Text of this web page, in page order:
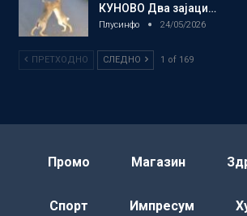
КУНОВО Два зајаци…
Плусинфо 24/05/2026
ПРЕТХОДНО СЛЕДНО 1 of 169
Промо Магазин
Спорт Импресум